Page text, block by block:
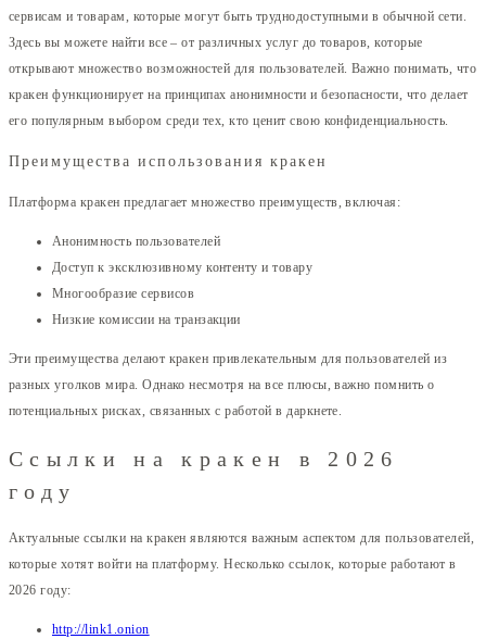
сервисам и товарам, которые могут быть труднодоступными в обычной сети.
Здесь вы можете найти все – от различных услуг до товаров, которые
открывают множество возможностей для пользователей. Важно понимать, что
кракен функционирует на принципах анонимности и безопасности, что делает
его популярным выбором среди тех, кто ценит свою конфиденциальность.
Преимущества использования кракен
Платформа кракен предлагает множество преимуществ, включая:
Анонимность пользователей
Доступ к эксклюзивному контенту и товару
Многообразие сервисов
Низкие комиссии на транзакции
Эти преимущества делают кракен привлекательным для пользователей из
разных уголков мира. Однако несмотря на все плюсы, важно помнить о
потенциальных рисках, связанных с работой в даркнете.
Ссылки на кракен в 2026
году
Актуальные ссылки на кракен являются важным аспектом для пользователей,
которые хотят войти на платформу. Несколько ссылок, которые работают в
2026 году:
http://link1.onion